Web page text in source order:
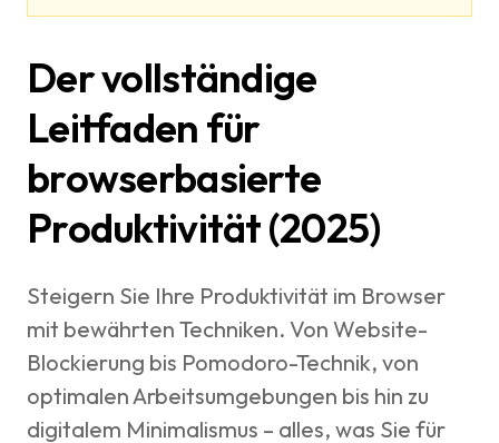
Der vollständige
Leitfaden für
browserbasierte
Produktivität (2025)
Steigern Sie Ihre Produktivität im Browser
mit bewährten Techniken. Von Website-
Blockierung bis Pomodoro-Technik, von
optimalen Arbeitsumgebungen bis hin zu
digitalem Minimalismus – alles, was Sie für